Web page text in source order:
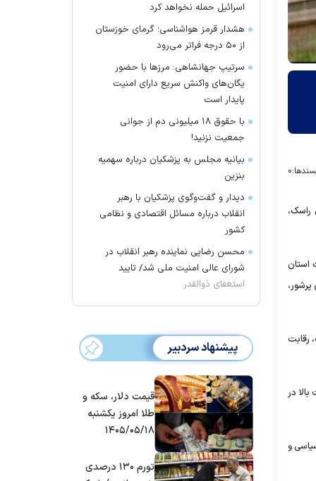
۰
راسک،
استان
رقابت
در
و
اسرائیل حمله نخواهد کرد
هشدار قرمز هواشناسی؛ گرمای خوزستان
از ۵۰ درجه فراتر می‌رود
سرتیپ جهانشاهی: مرز‌ها با حضور
یگان‌های واکنش سریع دارای امنیت
پایدار است
با حقوق ۱۸ میلیونی دم از جوانی
جمعیت نزنید!
بیانیه مجلس به پزشکیان درباره سهمیه
بنزین
دیدار و گفت‌وگوی پزشکیان با رهبر
انقلاب درباره مسائل اقتصادی و نظامی
کشور
محسن رضایی نماینده رهبر انقلاب در
شورای عالی امنیت ملی شد/ تایید
استعفای ذوالقدر
پیشنهاد سردبیر
قیمت دلار، سکه و
طلا امروز یکشنبه
۱۴۰۵/۰۵/۱۸
تورم ۱۳۰ درصدی